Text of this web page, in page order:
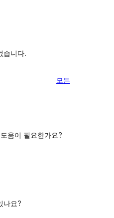
습니다.
모든
움이 필요한가요?
나요?